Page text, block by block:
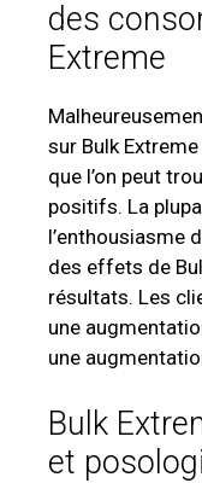
des
Extreme
sur Bulk
que l’on peut
positifs. La
l’enthousiasme
des effets de
résultats. Les
une
une
Bulk
et